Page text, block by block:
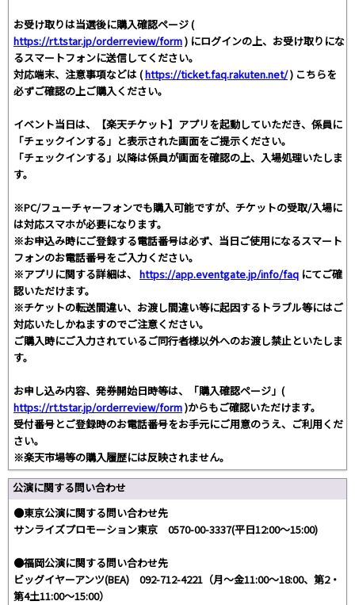
お受け取りは当選後に購入確認ページ (
https://rt.tstar.jp/orderreview/form) にログインの上、お受け取りにな
るスマートフォンに送信してください。
対応端末、注意事項などは (https://ticket.faq.rakuten.net/) こちらを
必ずご確認の上ご購入ください。
イベント当日は、【楽天チケット】アプリを起動していただき、係員に
「チェックインする」と表示された画面をご提示ください。
「チェックインする」以降は係員が画面を確認の上、入場処理いたしま
す。
※PC/フューチャーフォンでも購入可能ですが、チケットの受取/入場に
は対応スマホが必要になります。
※お申込み時にご登録する電話番号は必ず、当日ご使用になるスマート
フォンのお電話番号をご入力ください。
※アプリに関する詳細は、 https://app.eventgate.jp/info/faq にてご確
認いただけます。
※チケットの転送間違い、お渡し間違い等に起因するトラブル等にはご
対応いたしかねますのでご注意ください。
ご購入時にご入力されているご同行者様以外へのお渡し禁止といたしま
す。
お申し込み内容、発券開始日時等は、「購入確認ページ」(
https://rt.tstar.jp/orderreview/form)からもご確認いただけます。
受付番号とご登録時のお電話番号をお手元にご用意のうえ、ご利用くだ
さい。
※楽天市場等の購入履歴には反映されません。
公演に関する問い合わせ
●東京公演に関する問い合わせ先
サンライズプロモーション東京 0570-00-3337(平日12:00～15:00)
●福岡公演に関する問い合わせ先
ビッグイヤーアンツ(BEA) 092-712-4221（月～金11:00～18:00、第2・
第4土11:00～15:00）